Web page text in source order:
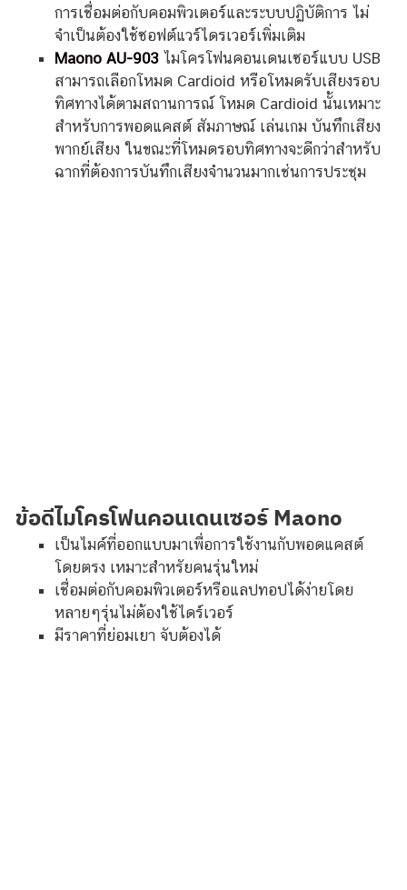
การเชื่อมต่อกับคอมพิวเตอร์และระบบปฏิบัติการ ไม่
จำเป็นต้องใช้ซอฟต์แวร์ไดรเวอร์เพิ่มเติม
Maono AU-903 ไมโครโฟนคอนเดนเซอร์แบบ USB
สามารถเลือกโหมด Cardioid หรือโหมดรับเสียงรอบ
ทิศทางได้ตามสถานการณ์ โหมด Cardioid นั้นเหมาะ
สำหรับการพอดแคสต์ สัมภาษณ์ เล่นเกม บันทึกเสียง
พากย์เสียง ในขณะที่โหมดรอบทิศทางจะดีกว่าสำหรับ
ฉากที่ต้องการบันทึกเสียงจำนวนมากเช่นการประชุม
ข้อดีไมโครโฟนคอนเดนเซอร์ Maono
เป็นไมค์ที่ออกแบบมาเพื่อการใช้งานกับพอดแคสต์
โดยตรง เหมาะสำหรัยคนรุ่นใหม่
เชื่อมต่อกับคอมพิวเตอร์หรือแลปทอปได้ง่ายโดย
หลายๆรุ่นไม่ต้องใช้ไดร์เวอร์
มีราคาที่ย่อมเยา จับต้องได้